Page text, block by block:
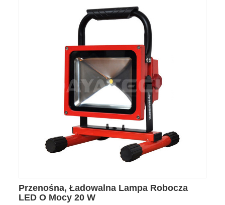
Przenośna, Ładowalna Lampa Robocza
LED O Mocy 20 W